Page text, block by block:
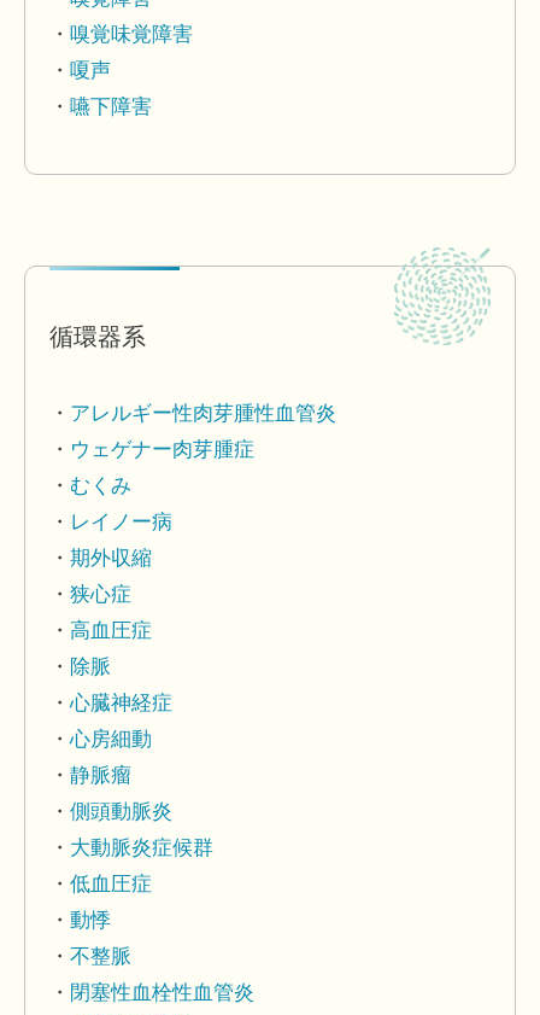
嗅覚味覚障害
嗄声
嚥下障害
循環器系
アレルギー性肉芽腫性血管炎
ウェゲナー肉芽腫症
むくみ
レイノー病
期外収縮
狭心症
高血圧症
除脈
心臓神経症
心房細動
静脈瘤
側頭動脈炎
大動脈炎症候群
低血圧症
動悸
不整脈
閉塞性血栓性血管炎